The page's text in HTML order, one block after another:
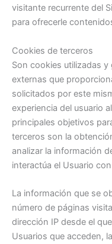
visitante recurrente del
para ofrecerle
Cookies de terceros
Son cookies utilizadas
externas que
solicitados por este
experiencia del usuario
principales objetivos
terceros son la
analizar la información
interactúa el Usuario
La información que se
número de páginas
dirección IP desde el
Usuarios que acceden,